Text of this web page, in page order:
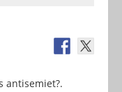
antisemiet?.